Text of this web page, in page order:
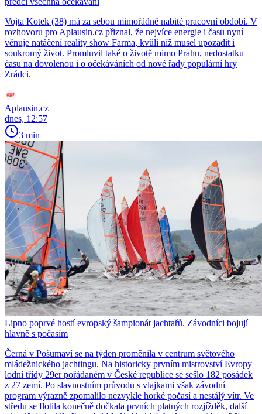
Vojta Kotek (38) má za sebou mimořádně nabité pracovní období. V
rozhovoru pro Aplausin.cz přiznal, že nejvíce energie i času nyní
věnuje natáčení reality show Farma, kvůli níž musel upozadit i
soukromý život. Promluvil také o životě mimo Prahu, nedostatku
času na dovolenou i o očekáváních od nové řady populární hry
Zrádci.
Aplausin.cz
dnes, 12:57
3 min
Lipno poprvé hostí evropský šampionát jachtařů. Závodníci bojují
hlavně s počasím
Černá v Pošumaví se na týden proměnila v centrum světového
mládežnického jachtingu. Na historicky prvním mistrovství Evropy
lodní třídy 29er pořádaném v České republice se sešlo 182 posádek
z 27 zemí. Po slavnostním průvodu s vlajkami však závodní
program výrazně zpomalilo nezvykle horké počasí a nestálý vítr. Ve
středu se flotila konečně dočkala prvních platných rozjížděk, další